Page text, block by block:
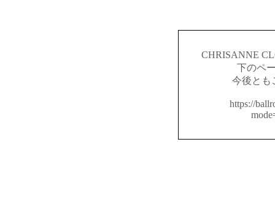
CHRISANNE
下のペ
今後とも
https://